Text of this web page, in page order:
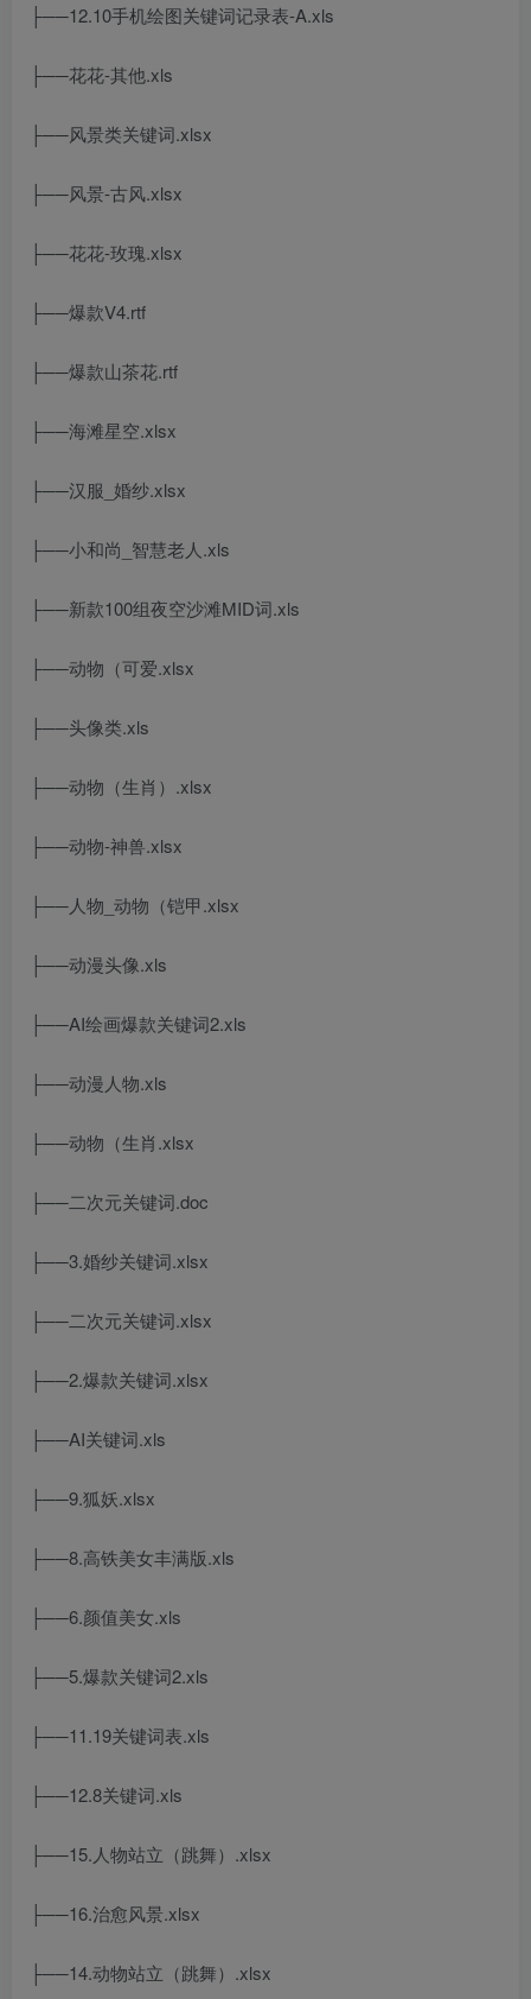
├──12.10手机绘图关键词记录表-A.xls
├──花花-其他.xls
├──风景类关键词.xlsx
├──风景-古风.xlsx
├──花花-玫瑰.xlsx
├──爆款V4.rtf
├──爆款山茶花.rtf
├──海滩星空.xlsx
├──汉服_婚纱.xlsx
├──小和尚_智慧老人.xls
├──新款100组夜空沙滩MID词.xls
├──动物（可爱.xlsx
├──头像类.xls
├──动物（生肖）.xlsx
├──动物-神兽.xlsx
├──人物_动物（铠甲.xlsx
├──动漫头像.xls
├──AI绘画爆款关键词2.xls
├──动漫人物.xls
├──动物（生肖.xlsx
├──二次元关键词.doc
├──3.婚纱关键词.xlsx
├──二次元关键词.xlsx
├──2.爆款关键词.xlsx
├──AI关键词.xls
├──9.狐妖.xlsx
├──8.高铁美女丰满版.xls
├──6.颜值美女.xls
├──5.爆款关键词2.xls
├──11.19关键词表.xls
├──12.8关键词.xls
├──15.人物站立（跳舞）.xlsx
├──16.治愈风景.xlsx
├──14.动物站立（跳舞）.xlsx